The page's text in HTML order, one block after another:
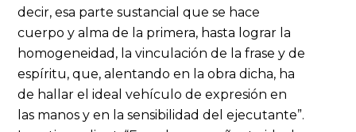
decir, esa parte sustancial que se hace
cuerpo y alma de la primera, hasta lograr la
homogeneidad, la vinculación de la frase y de
espíritu, que, alentando en la obra dicha, ha
de hallar el ideal vehículo de expresión en
las manos y en la sensibilidad del ejecutante”.